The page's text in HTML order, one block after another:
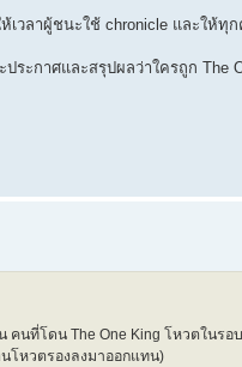
วลาผู้ชนะใช้ chronicle และให้
ะกาศและสรุปผลว่าใครถูก The
คนที่โดน The One King โหวตในร
โหวตรองลงมาออกแทน)